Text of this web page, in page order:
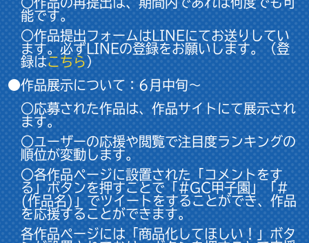
能です。
○作品提出フォームはLINEにてお送りしてい
ます。必ずLINEの登録をお願いします。（登
録はこちら ）
●作品展示について：6月中旬～
○応募された作品は、作品サイトにて展示され
ます。
○ユーザーの応援や閲覧で注目度ランキングの
順位が変動します。
○各作品ページに設置された「コメントをす
る」ボタンを押すことで「#GC甲子園」「#
(作品名)」でツイートをすることができ、作品
を応援することができます。
各作品ページには「商品化してほしい！」ボタ